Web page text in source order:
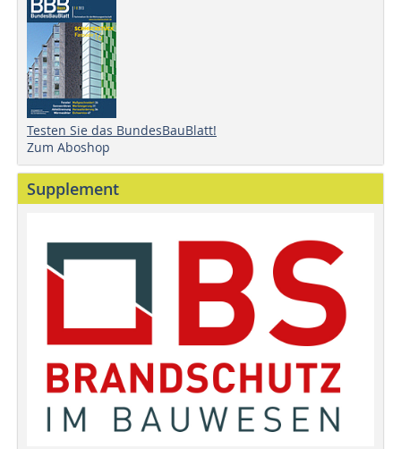
Testen Sie das BundesBauBlatt!
Zum Aboshop
Supplement